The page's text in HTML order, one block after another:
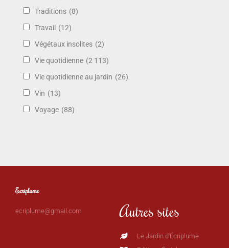
Traditions (8)
Travail (12)
Végétaux insolites (2)
Vie quotidienne (2 113)
Vie quotidienne au jardin (26)
Vin (13)
Voyage (88)
Ecriplume
ecriplume@gmail.com Autres sites
Le Jardin d'Écriplume